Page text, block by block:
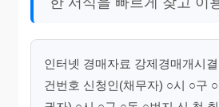
인터넷 경매자료 강제경매개시
건번호 신청인(채무자) ○시 ○구